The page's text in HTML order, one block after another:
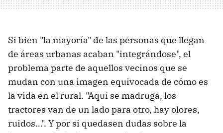
Si bien "la mayoría" de las personas que llegan
de áreas urbanas acaban "integrándose", el
problema parte de aquellos vecinos que se
mudan con una imagen equivocada de cómo es
la vida en el rural. "Aquí se madruga, los
tractores van de un lado para otro, hay olores,
ruidos…". Y por si quedasen dudas sobre la